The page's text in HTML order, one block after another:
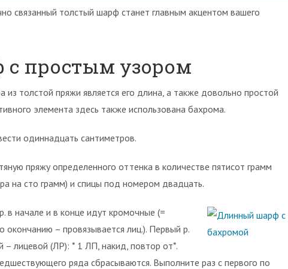
связанный толстый шарф станет главным акцентом вашего
простым узором
толстой пряжи является его длина, а также довольно простой
элемента здесь также использована бахрома.
одиннадцать сантиметров.
пряжу определенного оттенка в количестве пятисот грамм
на сто грамм) и спицы под номером двадцать.
в начале и в конце идут кромочные (=
окончанию – провязывается лиц.). Первый р.
– лицевой (ЛР): * 1 ЛП, накид, повтор от*.
ряда сбрасываются. Выполните раз с первого по